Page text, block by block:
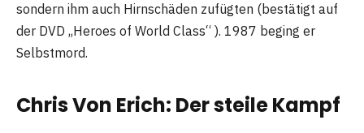
sondern ihm auch Hirnschäden zufügten (bestätigt auf
der DVD „Heroes of World Class“ ). 1987 beging er
Selbstmord.
Chris Von Erich: Der steile Kampf